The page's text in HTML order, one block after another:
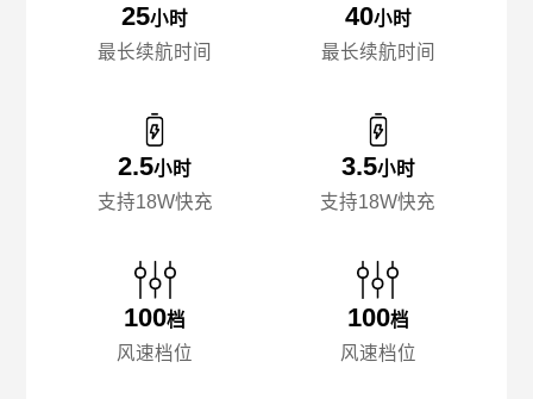
25小时
最长续航时间
2.5小时
支持18W快充
100档
风速档位
40小时
最长续航时间
3.5小时
支持18W快充
100档
风速档位